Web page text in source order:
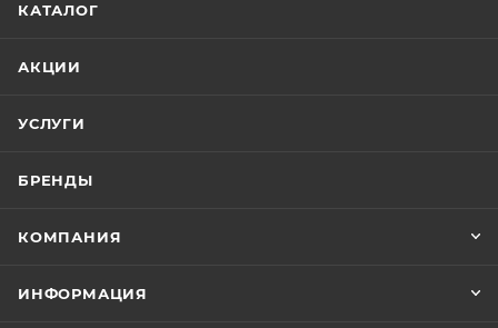
КАТАЛОГ
АКЦИИ
УСЛУГИ
БРЕНДЫ
КОМПАНИЯ
ИНФОРМАЦИЯ